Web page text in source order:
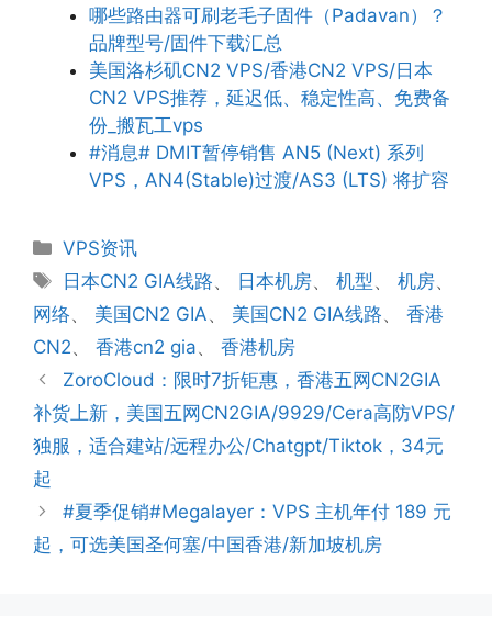
哪些路由器可刷老毛子固件（Padavan）？
品牌型号/固件下载汇总
美国洛杉矶CN2 VPS/香港CN2 VPS/日本
CN2 VPS推荐，延迟低、稳定性高、免费备
份_搬瓦工vps
#消息# DMIT暂停销售 AN5 (Next) 系列
VPS，AN4(Stable)过渡/AS3 (LTS) 将扩容
分
类
VPS资讯
标
签
日本CN2 GIA线路、 日本机房、机型、机房、
网络、 美国CN2 GIA、 美国CN2 GIA线路、 香港
CN2、 香港cn2 gia、 香港机房
ZoroCloud：限时7折钜惠，香港五网CN2GIA
补货上新，美国五网CN2GIA/9929/Cera高防VPS/
独服，适合建站/远程办公/Chatgpt/Tiktok，34元
起
#夏季促销#Megalayer：VPS 主机年付 189 元
起，可选美国圣何塞/中国香港/新加坡机房